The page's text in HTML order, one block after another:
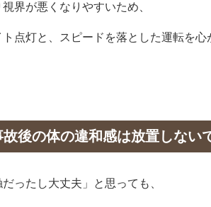
界が悪くなりやすいため、
点灯と、スピードを落とした運転を心
故後の体の違和感は放置しない
だったし大丈夫」と思っても、